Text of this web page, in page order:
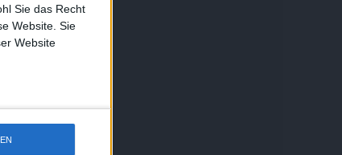
Sie das Recht
Website. Sie
Website